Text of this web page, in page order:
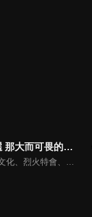
特會精選 那大而可畏的日子
精選天國文化、烈火特會、超自然大能與使徒性教會等特會，幫助我們更加明白神的心意，好讓我們的生命能走在神的道路上進入命定。